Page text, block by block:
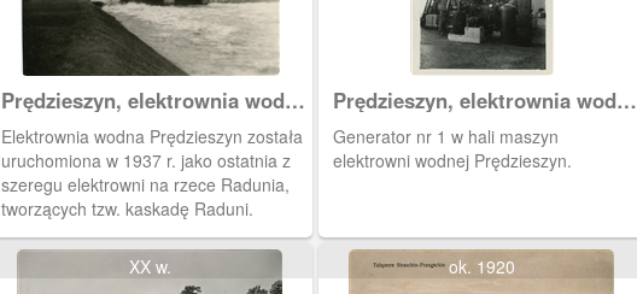
Prędzieszyn, elektrownia wodna
na Raduni
Elektrownia wodna Prędzieszyn została
uruchomiona w 1937 r. jako ostatnia z
szeregu elektrowni na rzece Radunia,
tworzących tzw. kaskadę Raduni.
Prędzieszyn, elektrownia wodna
na Raduni
Generator nr 1 w hali maszyn
elektrowni wodnej Prędzieszyn.
XX w. ok. 1920